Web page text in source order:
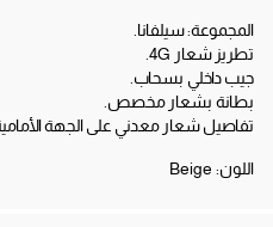
المجموعة: سيلفانا.
تطريز شعار 4G.
جيب داخلي بسحاب.
بطانة بشعار مخصص.
تفاصيل شعار معدني على الجهة الأمامية.
اللون:Beige